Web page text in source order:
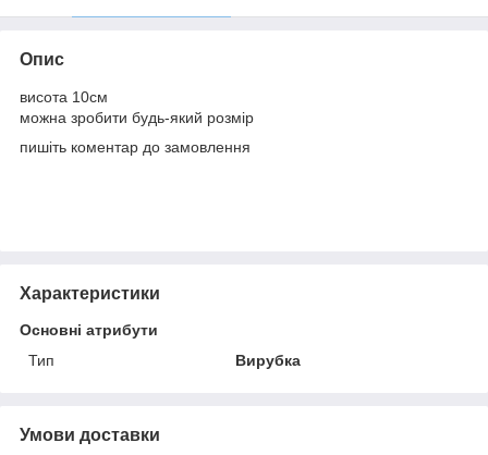
Опис
висота 10см
можна зробити будь-який розмір
пишіть коментар до замовлення
Характеристики
Основні атрибути
Тип
Вирубка
Умови доставки